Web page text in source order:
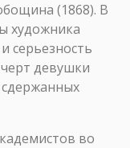
(1868). В
художника
серьезность
девушки
сдержанных
во